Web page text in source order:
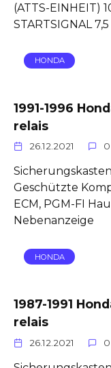
(ATTS-EINHEIT)
STARTSIGNAL
HONDA
1991-1996
relais
26.12.2021 0
Geschützte
ECM, PGM-FI
Nebenanzeige
HONDA
1987-1991
relais
26.12.2021 0